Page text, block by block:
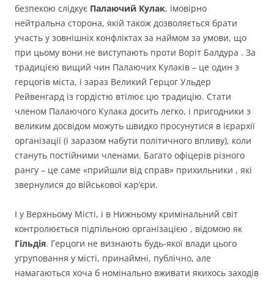
безпекою слідкує Палаючий Кулак, імовірно
нейтральна сторона, якій також дозволяється брати
участь у зовнішніх конфліктах за наймом за умови, що
при цьому вони не виступають проти Воріт Балдура . За
традицією вищий чин Палаючих Кулаків – це один з
герцогів міста, і зараз Великий Герцог Ульдер
Рейвенгард із гордістю втілює цю традицію. Стати
членом Палаючого Кулака досить легко, і пригодники з
великим досвідом можуть швидко просунутися в ієрархії
організації (і заразом набути політичного впливу), коли
стануть постійними членами. Багато офіцерів різного
рангу – це саме «прийшли від справ» прихильники , які
звернулися до військової кар’єри.
І у Верхньому Місті, і в Нижньому кримінальний світ
контролюється підпільною організацією , відомою як
Гільдія. Герцоги не визнають будь-якої влади цього
угруповання у місті, принаймні, публічно, але
намагаються хоча б номінально вживати якихось заходів